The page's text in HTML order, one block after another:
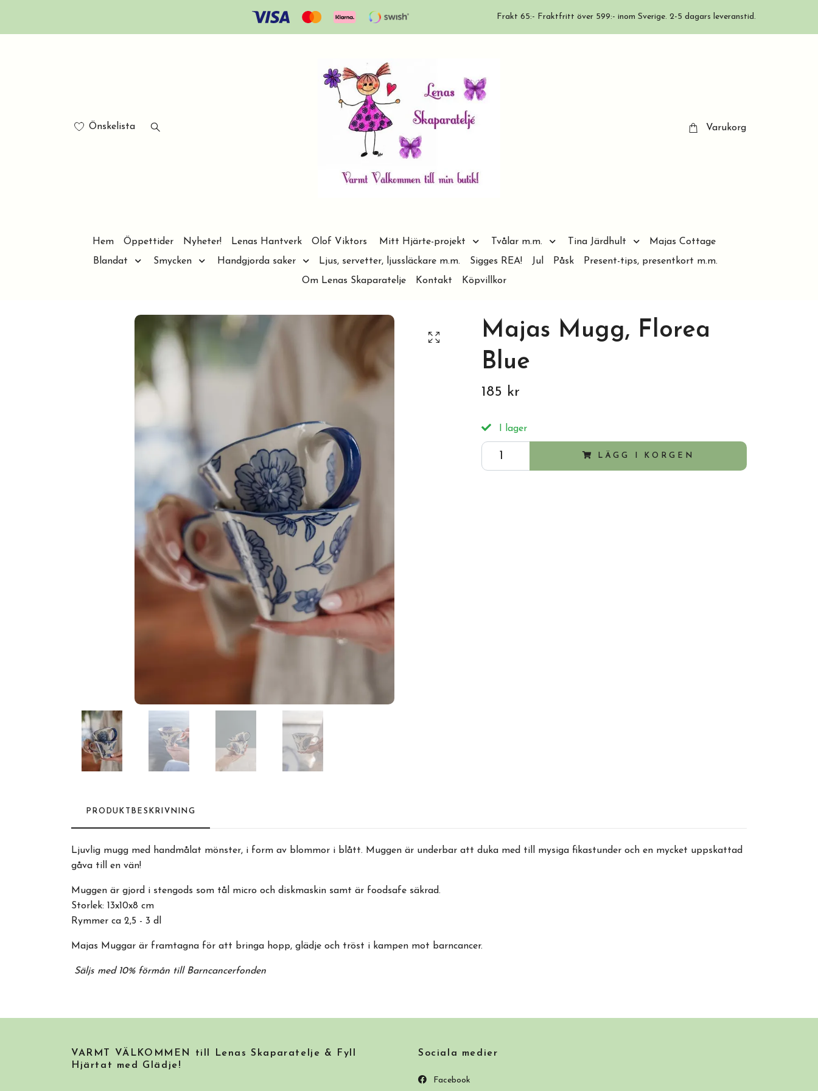
Frakt 65:- Fraktfritt över 599:- inom Sverige. 2-5 dagars leveranstid.
Önskelista Varukorg
Hem Öppettider Nyheter! Lenas Hantverk Olof Viktors Mitt Hjärte-projekt Tvålar m.m. Tina Järdhult
Majas Cottage
Blandat
Smycken Handgjorda saker Ljus, servetter, ljussläckare m.m. Sigges REA! Jul Påsk
Present-tips, presentkort m.m.
Om Lenas Skaparatelje
Kontakt Köpvillkor
Majas Mugg, Florea
Blue
185 kr
I lager
LÄGG I KORGEN
PRODUKTBESKRIVNING
Ljuvlig mugg med handmålat mönster, i form av blommor i blått. Muggen är underbar att duka med till mysiga fikastunder och en mycket uppskattad
gåva till en vän!
Muggen är gjord i stengods som tål micro och diskmaskin samt är foodsafe säkrad.
Storlek: 13x10x8 cm
Rymmer ca 2,5 - 3 dl
Majas Muggar är framtagna för att bringa hopp, glädje och tröst i kampen mot barncancer.
Säljs med 10% förmån till Barncancerfonden
VARMT VÄLKOMMEN till Lenas Skaparatelje & Fyll
Hjärtat med Glädje!
Sociala medier
Facebook